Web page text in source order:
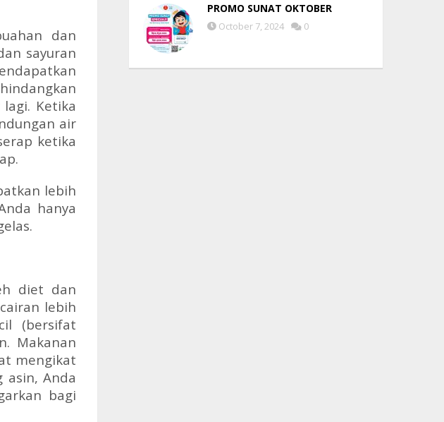
dan
sayuran
Ketika
air
ketika
lebih
hanya
diet dan
lebih
(bersifat
Makanan
mengikat
asin, Anda
bagi
PROMO SUNAT OKTOBER
October 7, 2024 0